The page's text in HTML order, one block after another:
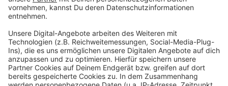
in der Hosentasche. Immerhin gibt es fast 3 Millionen
deutsche Wikipedia-Artikel. Und unser Moderator
Hendrik Frost dachte sich: 'Es wird Zeit, dass sich das
alles mal jemand durchliest!'
Anzeige